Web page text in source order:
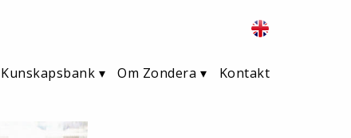
Kunskapsbank Om Zondera Kontakt